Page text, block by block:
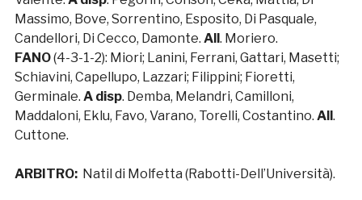
Massimo, Bove, Sorrentino, Esposito, Di Pasquale,
Candellori, Di Cecco, Damonte. All. Moriero.
FANO(4-3-1-2): Miori; Lanini, Ferrani, Gattari, Masetti;
Schiavini, Capellupo, Lazzari; Filippini; Fioretti,
Germinale. A disp. Demba, Melandri, Camilloni,
Maddaloni, Eklu, Favo, Varano, Torelli, Costantino. All.
Cuttone.
ARBITRO:Natil di Molfetta (Rabotti-Dell’Università).